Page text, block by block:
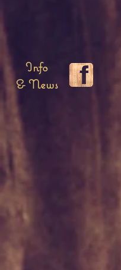
Info
& News